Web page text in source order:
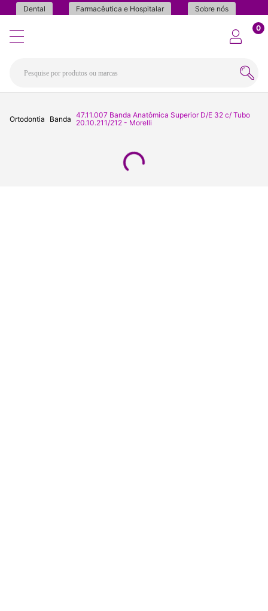
Dental Farmacêutica e Hospitalar Sobre nós
0
Ortodontia Banda 47.11.007 Banda Anatômica Superior D/E 32 c/ Tubo
20.10.211/212 - Morelli